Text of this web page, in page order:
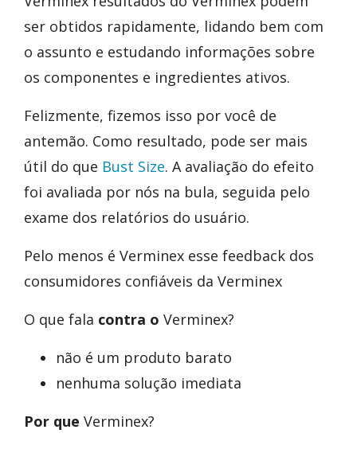
ser obtidos rapidamente, lidando bem com
o assunto e estudando informações sobre
os componentes e ingredientes ativos.
Felizmente, fizemos isso por você de
antemão. Como resultado, pode ser mais
útil do que Bust Size. A avaliação do efeito
foi avaliada por nós na bula, seguida pelo
exame dos relatórios do usuário.
Pelo menos é Verminex esse feedback dos
consumidores confiáveis da Verminex
O que fala contra o Verminex?
não é um produto barato
nenhuma solução imediata
Por que Verminex?